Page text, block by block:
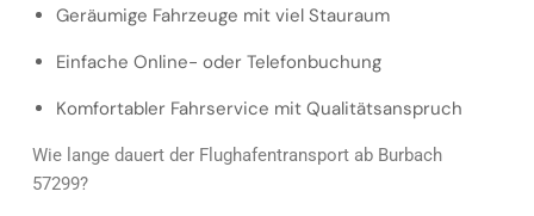
Geräumige Fahrzeuge mit viel Stauraum
Einfache Online- oder Telefonbuchung
Komfortabler Fahrservice mit Qualitätsanspruch
Wie lange dauert der Flughafentransport ab Burbach
57299?